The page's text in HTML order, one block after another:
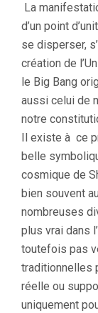
La
d’un point
se disperser,
création de
le Big Bang
aussi celui de
notre
Il existe à ce
belle
cosmique de
bien souvent
nombreuses
plus vrai dans
toutefois pas
traditionnelles
réelle ou
uniquement